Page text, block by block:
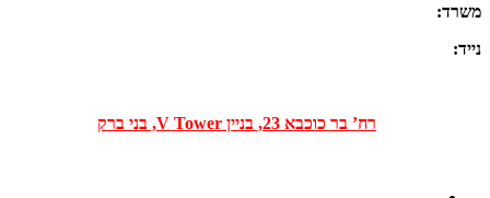
משרד:
נייד:
רח’ בר כוכבא 23, בניין V Tower, בני ברק